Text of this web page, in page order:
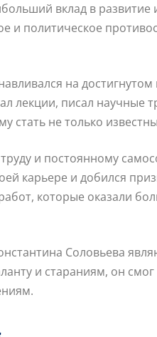
вклад в
и политическое
на
лекции, писал научные
стать не только
и постоянному
карьере и добился
которые оказали
Соловьева
и стараниям, он